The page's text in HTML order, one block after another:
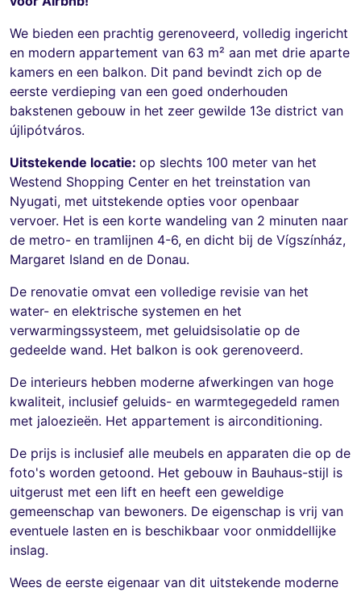
We bieden een prachtig gerenoveerd, volledig ingericht
en modern appartement van 63 m² aan met drie aparte
kamers en een balkon. Dit pand bevindt zich op de
eerste verdieping van een goed onderhouden
bakstenen gebouw in het zeer gewilde 13e district van
újlipótváros.
Uitstekende locatie: op slechts 100 meter van het
Westend Shopping Center en het treinstation van
Nyugati, met uitstekende opties voor openbaar
vervoer. Het is een korte wandeling van 2 minuten naar
de metro- en tramlijnen 4-6, en dicht bij de Vígszínház,
Margaret Island en de Donau.
De renovatie omvat een volledige revisie van het
water- en elektrische systemen en het
verwarmingssysteem, met geluidsisolatie op de
gedeelde wand. Het balkon is ook gerenoveerd.
De interieurs hebben moderne afwerkingen van hoge
kwaliteit, inclusief geluids- en warmtegegedeld ramen
met jaloezieën. Het appartement is airconditioning.
De prijs is inclusief alle meubels en apparaten die op de
foto's worden getoond. Het gebouw in Bauhaus-stijl is
uitgerust met een lift en heeft een geweldige
gemeenschap van bewoners. De eigenschap is vrij van
eventuele lasten en is beschikbaar voor onmiddellijke
inslag.
Wees de eerste eigenaar van dit uitstekende moderne